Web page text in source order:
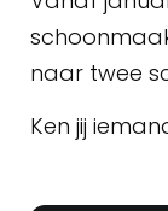
naar twee
Ken jij